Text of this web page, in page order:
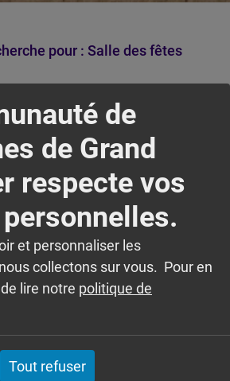
de
de Grand
respecte vos
et personnaliser les
collectons sur vous. Pour en
lire notre politique de
Tout refuser
pour : Salle des fêtes
« LES FONTAINES »
les disponibilités de la
à compter du 01/11/2023
Narboz Habitants des
WEEK-END du vendredi
1/3 avec buvette, tables et
GRATUIT 150.00 € 200.00 €
cuisine,…